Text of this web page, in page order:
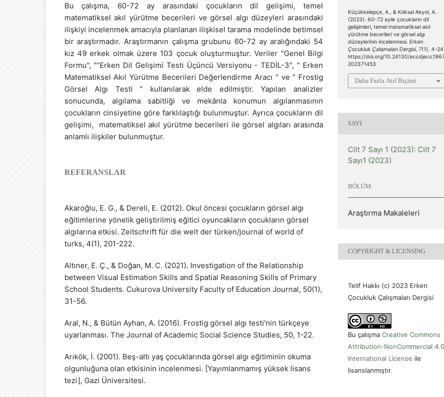
Bu çalışma, 60-72 ay arasındaki çocukların dil gelişimi, temel
matematiksel akıl yürütme becerileri ve görsel algı düzeyleri arasındaki
ilişkiyi incelenmek amacıyla planlanan ilişkisel tarama modelinde betimsel
bir araştırmadır. Araştırmanın çalışma grubunu 60-72 ay aralığındaki 54
kız 49 erkek olmak üzere 103 çocuk oluşturmuştur. Veriler "Genel Bilgi
Formu", "“Erken Dil Gelişimi Testi Üçüncü Versiyonu - TEDİL-3", " Erken
Matematiksel Akıl Yürütme Becerileri Değerlendirme Aracı " ve " Frostig
Görsel Algı Testi " kullanılarak elde edilmiştir. Yapılan analizler
sonucunda, algılama sabitliği ve mekânla konumun algılanmasının
çocukların cinsiyetine göre farklılaştığı bulunmuştur. Ayrıca çocukların dil
gelişimi, matematiksel akıl yürütme becerileri ile görsel algıları arasında
anlamlı ilişkiler bulunmuştur.
REFERANSLAR
Akaroğlu, E. G., & Dereli, E. (2012). Okul öncesi çocukların görsel algı
eğitimlerine yönelik geliştirilmiş eğitici oyuncakların çocukların görsel
algılarına etkisi. Zeitschrift für die welt der türken/journal of world of
turks, 4(1), 201-222.
Altıner, E. Ç., & Doğan, M. C. (2021). Investigation of the Relationship
between Visual Estimation Skills and Spatial Reasoning Skills of Primary
School Students. Cukurova University Faculty of Education Journal, 50(1),
31-56.
Aral, N., & Bütün Ayhan, A. (2016). Frostig görsel algı testi'nin türkçeye
uyarlanması. The Journal of Academic Social Science Studies, 50, 1-22.
Arıkök, İ. (2001). Beş-altı yaş çocuklarında görsel algı eğitiminin okuma
olgunluğuna olan etkisinin incelenmesi. [Yayımlanmamış yüksek lisans
tezi], Gazi Üniversitesi.
Küçükkelepçe, A., & Köksal Akyol, A.
(2023). 60-72 aylık çocukların dil
gelişimleri, temel matematiksel akıl
yürütme becerileri ve görsel algı
düzeylerinin incelenmesi.Erken
Çocukluk Çalışmaları Dergisi,7(1), 4–24.
https://doi.org/10.24130/
202371453
Daha Fazla Atıf Biçimi
SAYI
Cilt 7 Sayı 1 (2023): Cilt 7
Sayı1 (2023)
BÖLÜM
Araştırma Makaleleri
COPYRIGHT & LICENSING
Telif Hakkı (c) 2023 Erken
Çocukluk Çalışmaları Dergisi
Bu çalışmaCreative Commons
Attribution-NonCommercial 4.0
International License ile
lisanslanmıştır.